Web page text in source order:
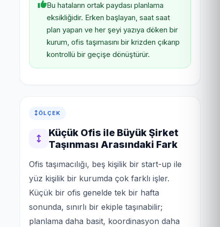
Bu hataların ortak paydası planlama
eksikliğidir. Erken başlayan, saat saat
plan yapan ve her şeyi yazıya döken bir
kurum, ofis taşımasını bir krizden çıkarıp
kontrollü bir geçişe dönüştürür.
ÖLÇEK
Küçük Ofis ile Büyük Şirket
Taşınması Arasındaki Fark
Ofis taşımacılığı, beş kişilik bir start-up ile
yüz kişilik bir kurumda çok farklı işler.
Küçük bir ofis genelde tek bir hafta
sonunda, sınırlı bir ekiple taşınabilir;
planlama daha basit, koordinasyon daha